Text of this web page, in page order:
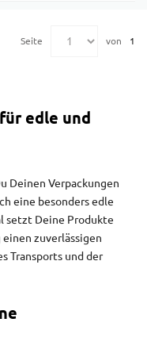
Seite von 1
edle und
Deinen Verpackungen
eine besonders edle
setzt Deine Produkte
zuverlässigen
Transports und der